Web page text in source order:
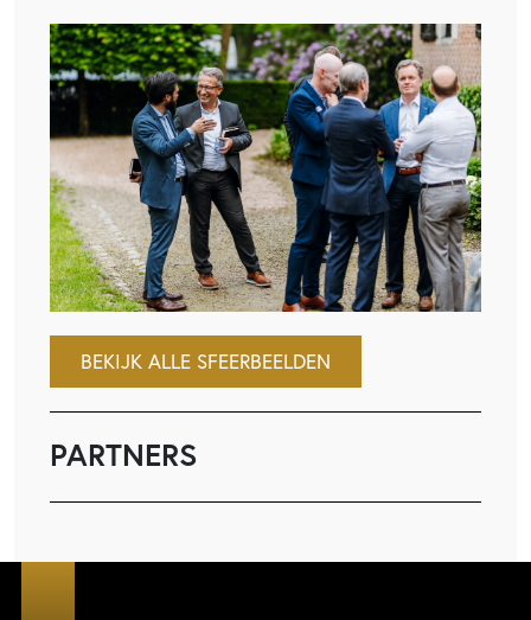
BEKIJK ALLE SFEERBEELDEN
PARTNERS